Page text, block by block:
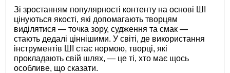
Зі зростанням популярності контенту на основі ШІ
цінуються якості, які допомагають творцям
виділятися — точка зору, судження та смак —
стають дедалі ціннішими. У світі, де використання
інструментів ШІ стає нормою, творці, які
прокладають свій шлях, — це ті, хто має щось
особливе, що сказати.